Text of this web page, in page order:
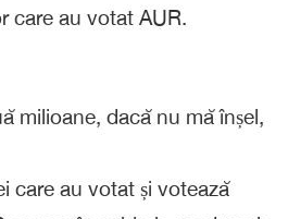
care au votat AUR.
milioane, dacă nu mă înșel,
care au votat și votează